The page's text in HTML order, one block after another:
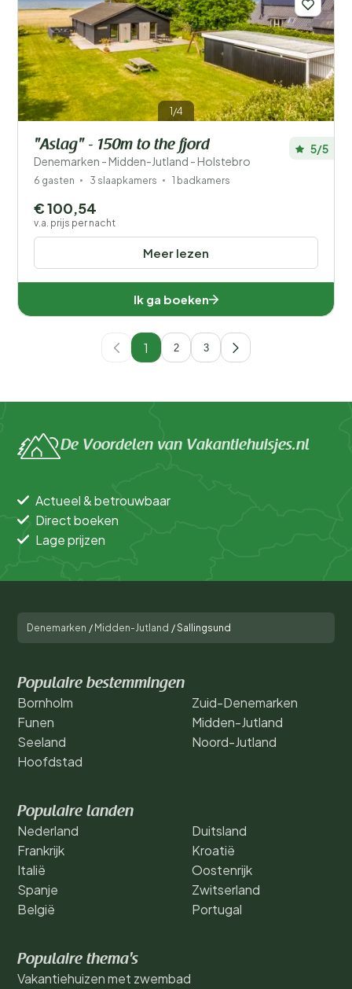
1/4
"Aslag" - 150m to the fjord
Denemarken - Midden-Jutland - Holstebro
5/5
6 gasten 3 slaapkamers 1 badkamers
Meer lezen
€ 100,54
v.a. prijs per nacht
Ik ga boeken
1 2 3
De Voordelen van Vakantiehuisjes.nl
Actueel & betrouwbaar
Direct boeken
Lage prijzen
Denemarken / Midden-Jutland /Sallingsund
Populaire bestemmingen
Bornholm
Funen
Seeland
Hoofdstad
Zuid-Denemarken
Midden-Jutland
Noord-Jutland
Populaire landen
Nederland
Frankrijk
Italië
Spanje
België
Duitsland
Kroatië
Oostenrijk
Zwitserland
Portugal
Populaire thema's
Vakantiehuizen met zwembad